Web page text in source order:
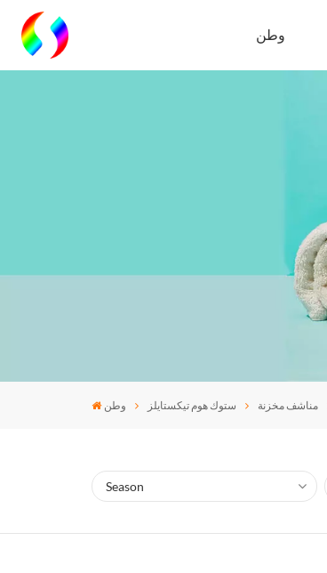
وطن
وطن ستوك هوم تيكستايلز مناشف مخزنة